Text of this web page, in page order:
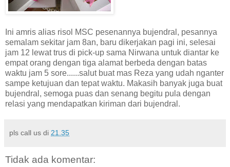
Ini amris alias risol MSC pesenannya bujendral, pesannya
semalam sekitar jam 8an, baru dikerjakan pagi ini, selesai
jam 12 lewat trus di pick-up sama Nirwana untuk diantar ke
empat orang dengan tiga alamat berbeda dengan batas
waktu jam 5 sore......salut buat mas Reza yang udah nganter
sampe ketujuan dan tepat waktu. Makasih banyak juga buat
bujendral, semoga puas dan senang begitu pula dengan
relasi yang mendapatkan kiriman dari bujendral.
pls call us di 21.35
Tidak ada komentar: